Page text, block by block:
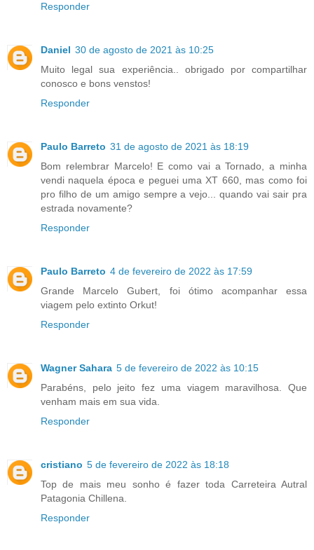
Responder
Daniel 30 de agosto de 2021 às 10:25
Muito legal sua experiência.. obrigado por compartilhar
conosco e bons venstos!
Responder
Paulo Barreto 31 de agosto de 2021 às 18:19
Bom relembrar Marcelo! E como vai a Tornado, a minha
vendi naquela época e peguei uma XT 660, mas como foi
pro filho de um amigo sempre a vejo... quando vai sair pra
estrada novamente?
Responder
Paulo Barreto 4 de fevereiro de 2022 às 17:59
Grande Marcelo Gubert, foi ótimo acompanhar essa
viagem pelo extinto Orkut!
Responder
Wagner Sahara 5 de fevereiro de 2022 às 10:15
Parabéns, pelo jeito fez uma viagem maravilhosa. Que
venham mais em sua vida.
Responder
cristiano 5 de fevereiro de 2022 às 18:18
Top de mais meu sonho é fazer toda Carreteira Autral
Patagonia Chillena.
Responder